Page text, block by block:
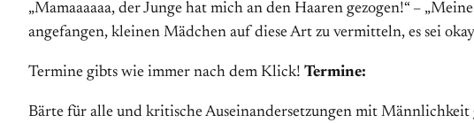
„Mamaaaaaa, der Junge hat mich an den Haaren gezogen!“ –
angefangen, kleinen Mädchen auf diese Art zu vermitteln, es sei
Termine gibts wie immer nach dem Klick! Termine:
Bärte für alle und kritische Auseinandersetzungen mit